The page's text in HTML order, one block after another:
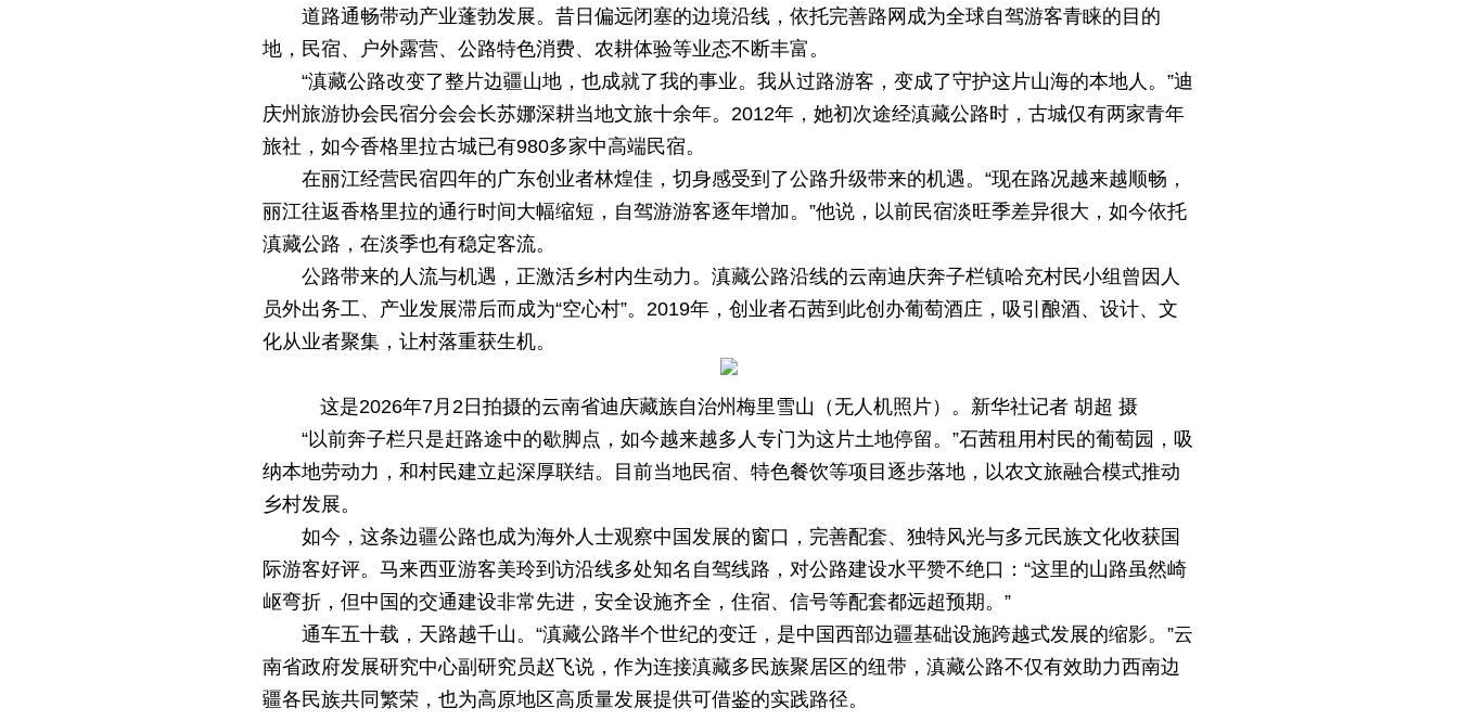
道路通畅带动产业蓬勃发展。昔日偏远闭塞的边境沿线，依托完善路网成为全球自驾游客青睐的目的
地，民宿、户外露营、公路特色消费、农耕体验等业态不断丰富。
“滇藏公路改变了整片边疆山地，也成就了我的事业。我从过路游客，变成了守护这片山海的本地人。”迪
庆州旅游协会民宿分会会长苏娜深耕当地文旅十余年。2012年，她初次途经滇藏公路时，古城仅有两家青年
旅社，如今香格里拉古城已有980多家中高端民宿。
在丽江经营民宿四年的广东创业者林煌佳，切身感受到了公路升级带来的机遇。“现在路况越来越顺畅，
丽江往返香格里拉的通行时间大幅缩短，自驾游游客逐年增加。”他说，以前民宿淡旺季差异很大，如今依托
滇藏公路，在淡季也有稳定客流。
公路带来的人流与机遇，正激活乡村内生动力。滇藏公路沿线的云南迪庆奔子栏镇哈充村民小组曾因人
员外出务工、产业发展滞后而成为“空心村”。2019年，创业者石茜到此创办葡萄酒庄，吸引酿酒、设计、文
化从业者聚集，让村落重获生机。
这是2026年7月2日拍摄的云南省迪庆藏族自治州梅里雪山（无人机照片）。新华社记者 胡超 摄
“以前奔子栏只是赶路途中的歇脚点，如今越来越多人专门为这片土地停留。”石茜租用村民的葡萄园，吸
纳本地劳动力，和村民建立起深厚联结。目前当地民宿、特色餐饮等项目逐步落地，以农文旅融合模式推动
乡村发展。
如今，这条边疆公路也成为海外人士观察中国发展的窗口，完善配套、独特风光与多元民族文化收获国
际游客好评。马来西亚游客美玲到访沿线多处知名自驾线路，对公路建设水平赞不绝口：“这里的山路虽然崎
岖弯折，但中国的交通建设非常先进，安全设施齐全，住宿、信号等配套都远超预期。”
通车五十载，天路越千山。“滇藏公路半个世纪的变迁，是中国西部边疆基础设施跨越式发展的缩影。”云
南省政府发展研究中心副研究员赵飞说，作为连接滇藏多民族聚居区的纽带，滇藏公路不仅有效助力西南边
疆各民族共同繁荣，也为高原地区高质量发展提供可借鉴的实践路径。